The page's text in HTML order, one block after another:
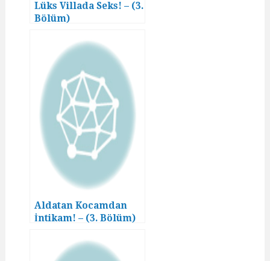
Lüks Villada Seks! – (3.
Bölüm)
Aldatan Kocamdan
İntikam! – (3. Bölüm)